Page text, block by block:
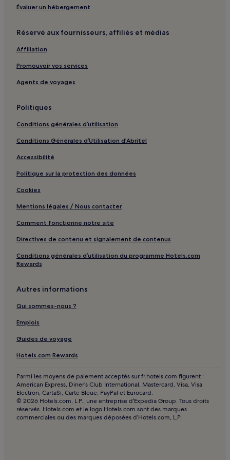
Sonoma : Chambres d’hôtes
San Francisco : hôtels Hôtels avec parking
compagnie
Vallejo : Gîtes
Oakland : Gîtes
Concord : Appartement à louer
555 California Street : hôtels à proximité
Contemporary Jewish Museum : hôtels à proximité
Exploratorium : hôtels à proximité
Mexican Museum : hôtels à proximité
Pier 39 : hôtels à proximité
proximité
Lombard Street : hôtels à proximité
U.s. Mint : hôtels à proximité
Centre-Ville de San Francisco : hôtels
Children's Creativity Museum : hôtels à proximité
Hyde Street Pier : hôtels à proximité
Évaluer un hébergement
Réservé aux fournisseurs, affiliés et médias
Affiliation
Promouvoir vos services
Agents de voyages
Politiques
Conditions générales d’utilisation
Conditions Générales d’Utilisation d’Abritel
Accessibilité
Politique sur la protection des données
Cookies
Mentions légales / Nous contacter
Comment fonctionne notre site
Directives de contenu et signalement de contenus
Conditions générales d’utilisation du programme Hotels.com
Rewards
Autres informations
Qui sommes-nous ?
Emplois
Guides de voyage
Hotels.com Rewards
Parmi les moyens de paiement acceptés sur fr.hotels.com figurent :
American Express, Diner’s Club International, Mastercard, Visa, Visa
Electron, CartaSi, Carte Bleue, PayPal et Eurocard.
© 2026 Hotels.com, L.P., une entreprise d’Expedia Group. Tous droits
réservés. Hotels.com et le logo Hotels.com sont des marques
commerciales ou des marques déposées d’Hotels.com, L.P.